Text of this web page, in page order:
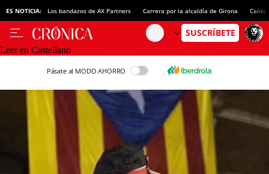
ES NOTICIA: Los bandazos de AX Partners Carrera por la alcaldía de Girona Caída
Leer en Castellano
Pásate al MODO AHORRO